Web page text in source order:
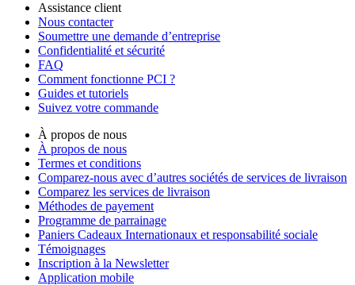
Assistance client
Nous contacter
Soumettre une demande d’entreprise
Confidentialité et sécurité
FAQ
Comment fonctionne PCI ?
Guides et tutoriels
Suivez votre commande
À propos de nous
À propos de nous
Termes et conditions
Comparez-nous avec d’autres sociétés de services de livraison
Comparez les services de livraison
Méthodes de payement
Programme de parrainage
Paniers Cadeaux Internationaux et responsabilité sociale
Témoignages
Inscription à la Newsletter
Application mobile